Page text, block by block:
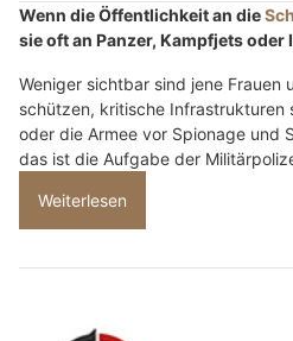
Wenn die Öffentlichkeit an die
sie oft an Panzer, Kampfjets oder
Weniger sichtbar sind jene Frauen
schützen, kritische Infrastrukturen
oder die Armee vor Spionage und
das ist die Aufgabe der
Weiterlesen